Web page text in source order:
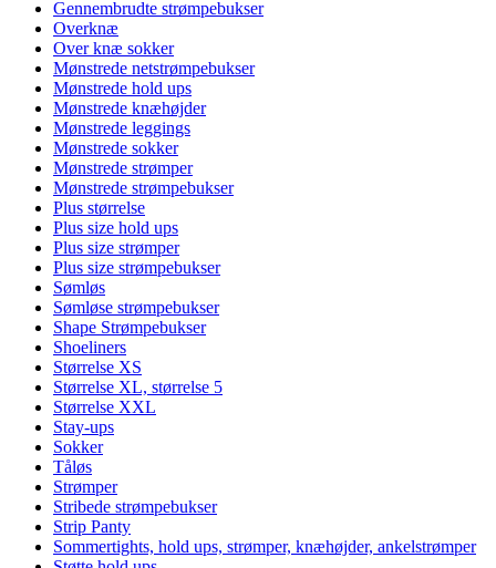
Gennembrudte strømpebukser
Overknæ
Over knæ sokker
Mønstrede netstrømpebukser
Mønstrede hold ups
Mønstrede knæhøjder
Mønstrede leggings
Mønstrede sokker
Mønstrede strømper
Mønstrede strømpebukser
Plus størrelse
Plus size hold ups
Plus size strømper
Plus size strømpebukser
Sømløs
Sømløse strømpebukser
Shape Strømpebukser
Shoeliners
Størrelse XS
Størrelse XL, størrelse 5
Størrelse XXL
Stay-ups
Sokker
Tåløs
Strømper
Stribede strømpebukser
Strip Panty
Sommertights, hold ups, strømper, knæhøjder, ankelstrømper